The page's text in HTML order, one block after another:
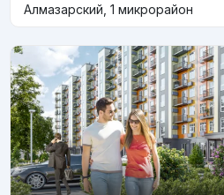
Алмазарский, 1 микрорайон